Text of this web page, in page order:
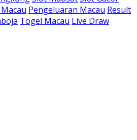
Pengeluaran Macau Result
Togel Macau Live Draw